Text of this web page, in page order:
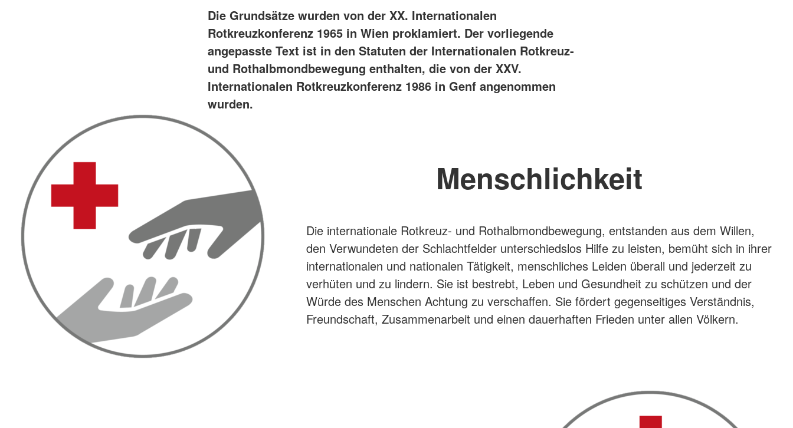
Die Grundsätze wurden von der XX. Internationalen
Rotkreuzkonferenz 1965 in Wien proklamiert. Der vorliegende
angepasste Text ist in den Statuten der Internationalen Rotkreuz-
und Rothalbmondbewegung enthalten, die von der XXV.
Internationalen Rotkreuzkonferenz 1986 in Genf angenommen
wurden.
Menschlichkeit
Die internationale Rotkreuz- und Rothalbmondbewegung, entstanden aus dem Willen,
den Verwundeten der Schlachtfelder unterschiedslos Hilfe zu leisten, bemüht sich in ihrer
internationalen und nationalen Tätigkeit, menschliches Leiden überall und jederzeit zu
verhüten und zu lindern. Sie ist bestrebt, Leben und Gesundheit zu schützen und der
Würde des Menschen Achtung zu verschaffen. Sie fördert gegenseitiges Verständnis,
Freundschaft, Zusammenarbeit und einen dauerhaften Frieden unter allen Völkern.